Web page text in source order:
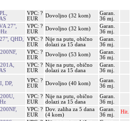
VPC: ?
EUR
Dovoljno (32 kom)
Garan.
36 mj.
27",
VPC: ?
EUR
Dovoljno (32 kom)
Garan.
36 mj.
QHD,
VPC: ?
EUR
Nije na putu, obično
dolazi za 15 dana
Garan.
36 mj.
VPC: ?
EUR
Dovoljno (53 kom)
Garan.
36 mj.
VPC: ?
EUR
Nije na putu, obično
dolazi za 15 dana
Garan.
36 mj.
DP,
VPC: ?
EUR
Dovoljno (40 kom)
Garan.
36 mj.
VPC: ?
EUR
Nije na putu, obično
dolazi za 15 dana
Garan.
36 mj.
VPC: ?
EUR
Dov. zaliha za 5 dana
(4 kom)
Garan.
36 mj.
Hit.